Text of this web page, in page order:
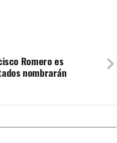
Romero es
nombrarán